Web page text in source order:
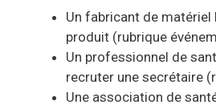
Un fabricant de matériel
produit (rubrique
Un professionnel de
recruter une secrétaire
Une association de